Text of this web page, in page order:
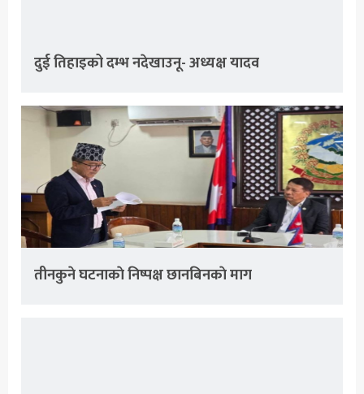
दुई तिहाइको दम्भ नदेखाउनू- अध्यक्ष यादव
तीनकुने घटनाकाे निष्पक्ष छानबिनकाे माग